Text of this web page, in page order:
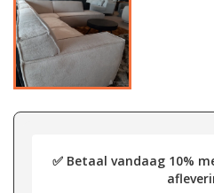
✅ Betaal vandaag 10%